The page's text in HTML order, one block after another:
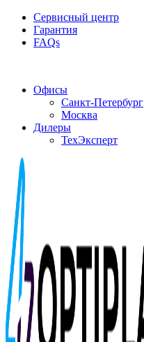
Сервисный центр
Гарантия
FAQs
Офисы
Санкт-Петербург
Москва
Дилеры
ТехЭксперт